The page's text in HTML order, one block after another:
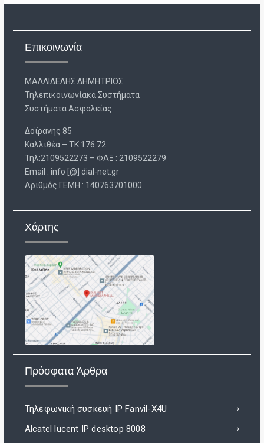
Επικοινωνία
ΜΑΛΛΙΔΕΛΗΣ ΔΗΜΗΤΡΙΟΣ
Τηλεπικοινωνίακά Συστήματα
Συστήματα Ασφαλείας
Δοϊράνης 85
Καλλιθέα – ΤΚ 176 72
Τηλ:2109522273 – ΦΑΞ : 2109522279
Email : info [@] dial-net.gr
Aριθμός ΓΕΜΗ : 140763701000
Χάρτης
Πρόσφατα Άρθρα
Τηλεφωνική συσκευή IP Fanvil-X4U
Alcatel lucent IP desktop 8008